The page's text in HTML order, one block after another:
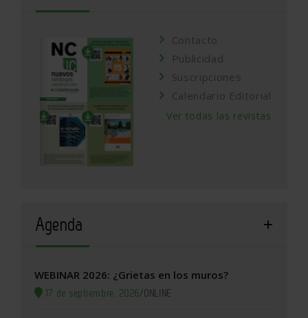
Contacto
Publicidad
Suscripciones
Calendario Editorial
Ver todas las revistas
Agenda
WEBINAR 2026: ¿Grietas en los muros?
17 de septiembre, 2026/ONLINE